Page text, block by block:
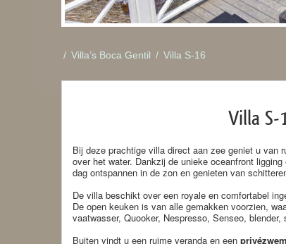
/ Villa’s Boca Gentil / Villa S-16
Villa S-
Bij deze prachtige villa direct aan zee geniet u van
over het water. Dankzij de unieke oceanfront
dag ontspannen in de zon en genieten van
De villa beschikt over een royale en comfortabel
De open keuken is van alle gemakken voorzien,
vaatwasser, Quooker, Nespresso, Senseo,
Buiten vindt u een ruime veranda en een